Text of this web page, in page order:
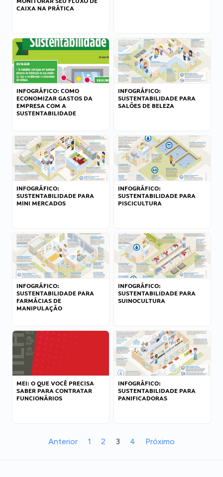
CAIXA NA PRÁTICA
INFOGRÁFICO: COMO
ECONOMIZAR GASTOS DA
EMPRESA COM A
SUSTENTABILIDADE
INFOGRÁFICO:
SUSTENTABILIDADE PARA
SALÕES DE BELEZA
INFOGRÁFICO:
SUSTENTABILIDADE PARA
MINI MERCADOS
INFOGRÁFICO:
SUSTENTABILIDADE PARA
PISCICULTURA
INFOGRÁFICO:
SUSTENTABILIDADE PARA
FARMÁCIAS DE
MANIPULAÇÃO
INFOGRÁFICO:
SUSTENTABILIDADE PARA
SUINOCULTURA
MEI: O QUE VOCÊ PRECISA
SABER PARA CONTRATAR
FUNCIONÁRIOS
INFOGRÁFICO:
SUSTENTABILIDADE PARA
PANIFICADORAS
Anterior 1 2 3 4 Próximo